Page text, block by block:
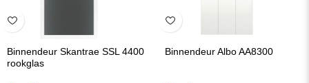
Binnendeur Skantrae SSL 4400
rookglas
Binnendeur Albo AA8300